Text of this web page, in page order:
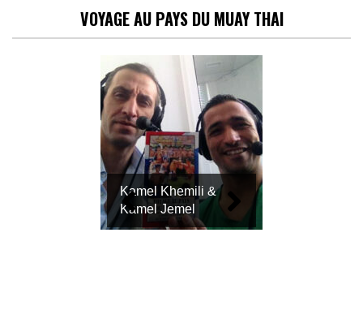
VOYAGE AU PAYS DU MUAY THAI
Kamel Khemili &
Kamel Jemel